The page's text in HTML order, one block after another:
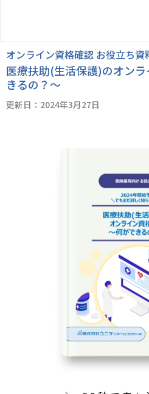
オンライン資格確認 お役立ち資
医療扶助(生活保護)のオン
きるの？～
更新日：2024年3月27日